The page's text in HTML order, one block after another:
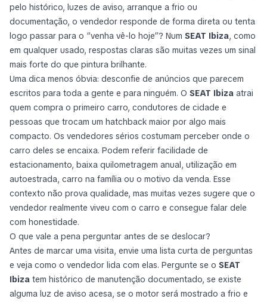
pelo histórico, luzes de aviso, arranque a frio ou
documentação, o vendedor responde de forma direta ou tenta
logo passar para o “venha vê-lo hoje”? Num SEAT Ibiza, como
em qualquer usado, respostas claras são muitas vezes um sinal
mais forte do que pintura brilhante.
Uma dica menos óbvia: desconfie de anúncios que parecem
escritos para toda a gente e para ninguém. O SEAT Ibiza atrai
quem compra o primeiro carro, condutores de cidade e
pessoas que trocam um hatchback maior por algo mais
compacto. Os vendedores sérios costumam perceber onde o
carro deles se encaixa. Podem referir facilidade de
estacionamento, baixa quilometragem anual, utilização em
autoestrada, carro na família ou o motivo da venda. Esse
contexto não prova qualidade, mas muitas vezes sugere que o
vendedor realmente viveu com o carro e consegue falar dele
com honestidade.
O que vale a pena perguntar antes de se deslocar?
Antes de marcar uma visita, envie uma lista curta de perguntas
e veja como o vendedor lida com elas. Pergunte se o SEAT
Ibiza tem histórico de manutenção documentado, se existe
alguma luz de aviso acesa, se o motor será mostrado a frio e